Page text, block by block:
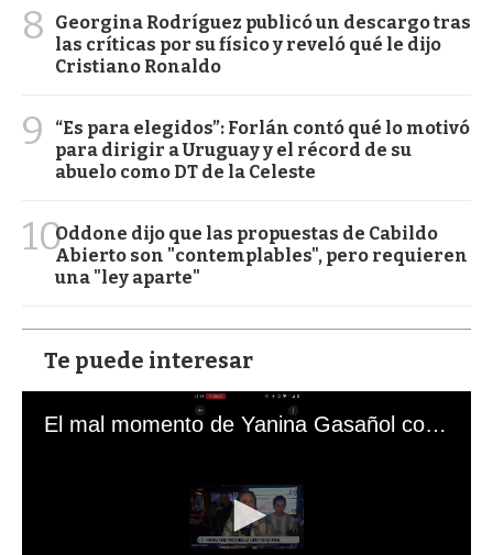
8
Georgina Rodríguez publicó un descargo tras
las críticas por su físico y reveló qué le dijo
Cristiano Ronaldo
9
“Es para elegidos”: Forlán contó qué lo motivó
para dirigir a Uruguay y el récord de su
abuelo como DT de la Celeste
10Oddone dijo que las propuestas de Cabildo
Abierto son "contemplables", pero requieren
una "ley aparte"
Te puede interesar
El mal momento de Yanina Gasañol con un hincha argentino en "Subrayado"